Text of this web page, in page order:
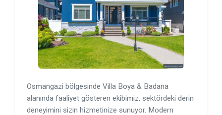
Osmangazi bölgesinde Villa Boya & Badana
alanında faaliyet gösteren ekibimiz, sektördeki derin
deneyimini sizin hizmetinize sunuyor. Modern